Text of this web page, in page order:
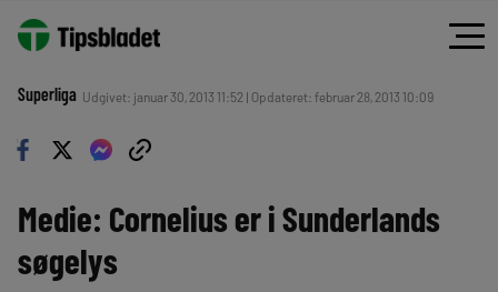
Superliga Udgivet: januar 30, 2013 11:52 | Opdateret: februar 28, 2013 10:09
Medie: Cornelius er i Sunderlands
søgelys